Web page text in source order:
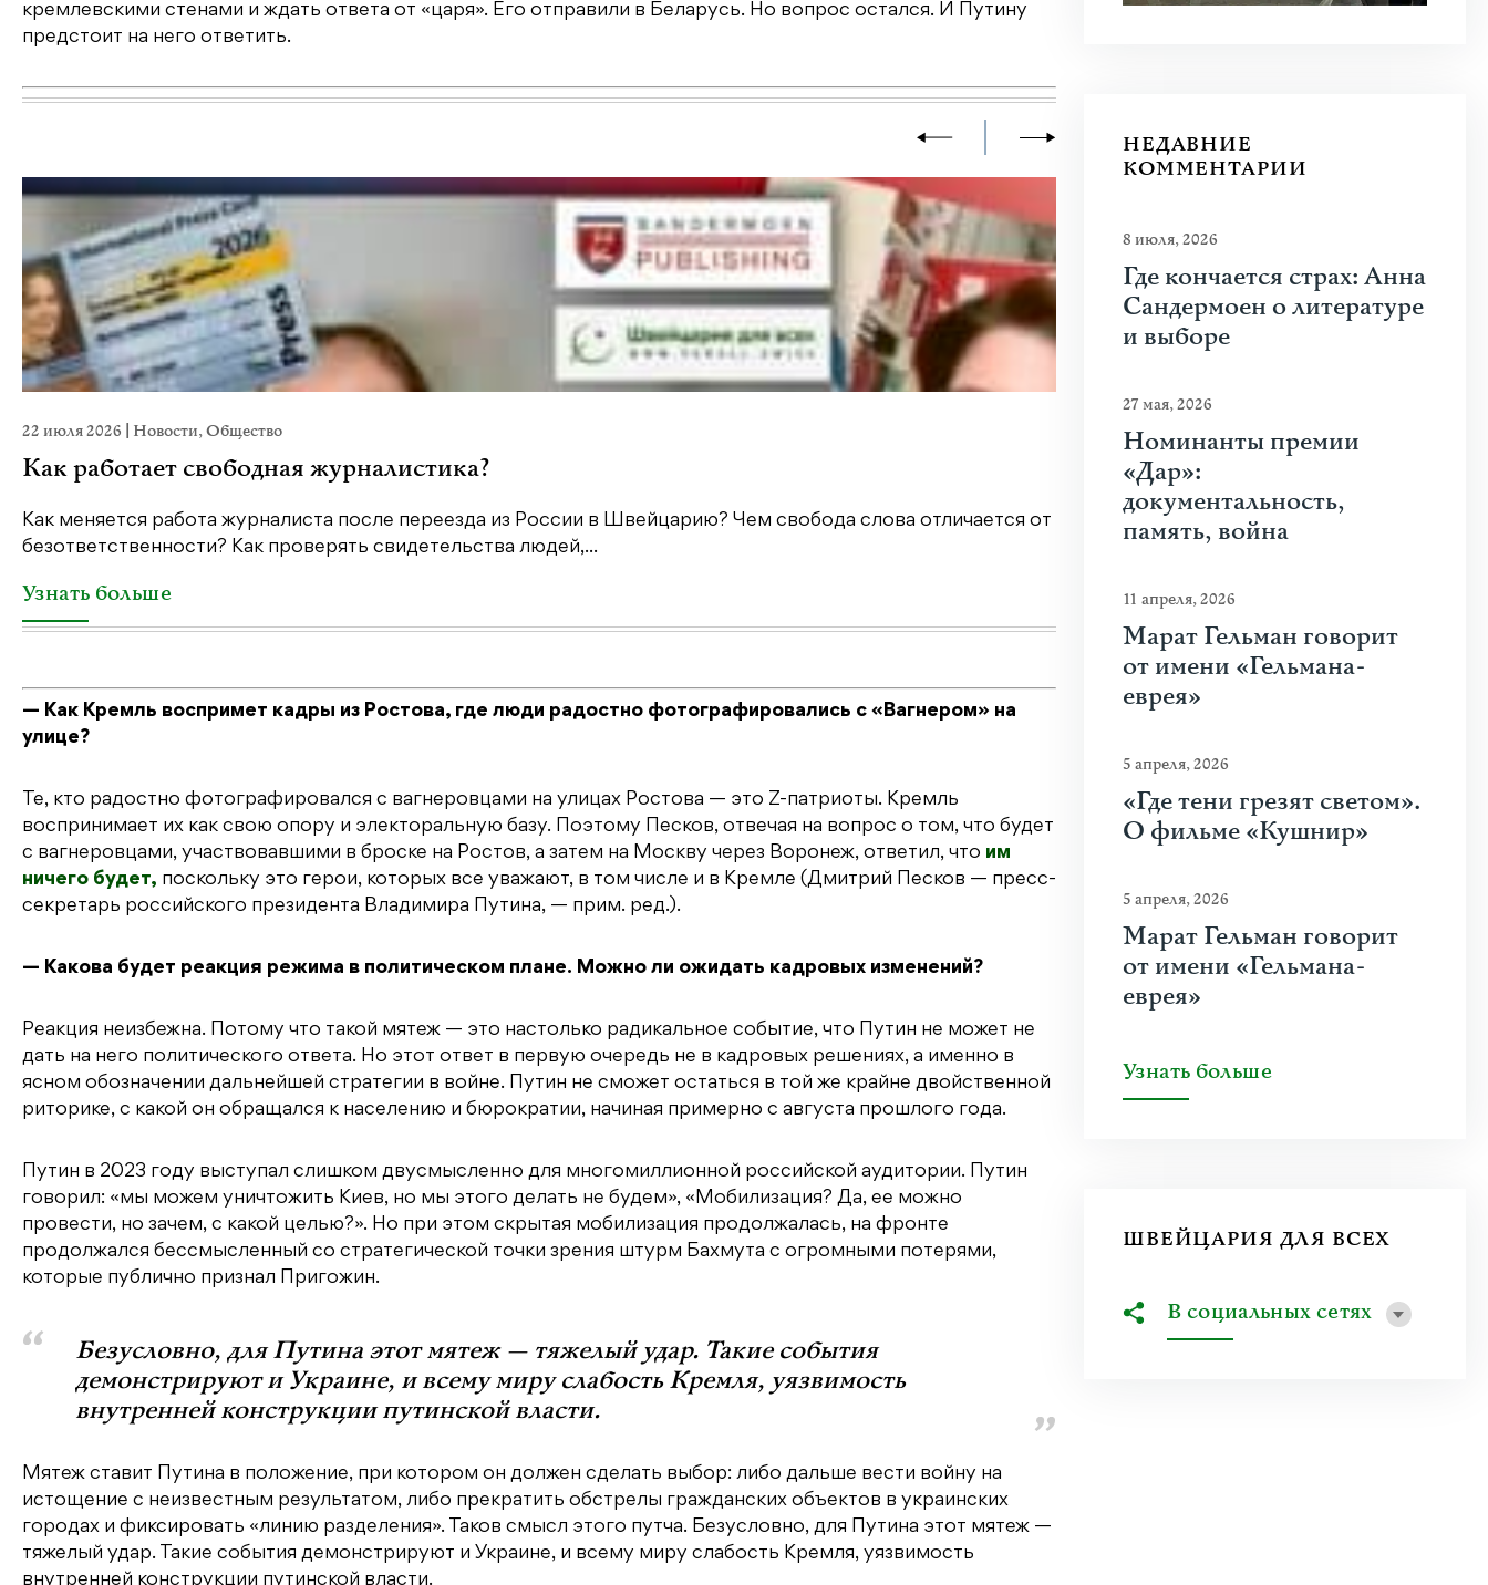
кремлевскими стенами и ждать ответа от «царя». Его отправили в Беларусь. Но вопрос остался. И Путину
предстоит на него ответить.
22 июля 2026 Новости,Общество
Как работает свободная журналистика?
Как меняется работа журналиста после переезда из России в Швейцарию? Чем свобода слова отличается от
безответственности? Как проверять свидетельства людей,...
Узнать больше
20 июля 2026
Почему человеку нравится
Что привлекает человека к оружию?
спорта, кино и социальных сетей? В чем...
Узнать больше
— Как Кремль воспримет кадры из Ростова, где люди радостно фотографировались с «Вагнером» на
улице?
Те, кто радостно фотографировался с вагнеровцами на улицах Ростова — это Z-патриоты. Кремль
воспринимает их как свою опору и электоральную базу. Поэтому Песков, отвечая на вопрос о том, что будет
с вагнеровцами, участвовавшими в броске на Ростов, а затем на Москву через Воронеж, ответил, что им
ничего будет, поскольку это герои, которых все уважают, в том числе и в Кремле (Дмитрий Песков — пресс-
секретарь российского президента Владимира Путина, — прим. ред.).
— Какова будет реакция режима в политическом плане. Можно ли ожидать кадровых изменений?
Реакция неизбежна. Потому что такой мятеж — это настолько радикальное событие, что Путин не может не
дать на него политического ответа. Но этот ответ в первую очередь не в кадровых решениях, а именно в
ясном обозначении дальнейшей стратегии в войне. Путин не сможет остаться в той же крайне двойственной
риторике, с какой он обращался к населению и бюрократии, начиная примерно с августа прошлого года.
Путин в 2023 году выступал слишком двусмысленно для многомиллионной российской аудитории. Путин
говорил: «мы можем уничтожить Киев, но мы этого делать не будем», «Мобилизация? Да, ее можно
провести, но зачем, с какой целью?». Но при этом скрытая мобилизация продолжалась, на фронте
продолжался бессмысленный со стратегической точки зрения штурм Бахмута с огромными потерями,
которые публично признал Пригожин.
Безусловно, для Путина этот мятеж — тяжелый удар. Такие события
демонстрируют и Украине, и всему миру слабость Кремля, уязвимость
внутренней конструкции путинской власти.
Мятеж ставит Путина в положение, при котором он должен сделать выбор: либо дальше вести войну на
истощение с неизвестным результатом, либо прекратить обстрелы гражданских объектов в украинских
городах и фиксировать «линию разделения». Таков смысл этого путча. Безусловно, для Путина этот мятеж —
тяжелый удар. Такие события демонстрируют и Украине, и всему миру слабость Кремля, уязвимость
внутренней конструкции путинской власти.
НЕДАВНИЕ
КОММЕНТАРИИ
8 июля, 2026
Где кончается страх: Анна
Сандермоен о литературе
и выборе
27 мая, 2026
Номинанты премии
«Дар»:
документальность,
память, война
11 апреля, 2026
Марат Гельман говорит
от имени «Гельмана-
еврея»
5 апреля, 2026
«Где тени грезят светом».
О фильме «Кушнир»
5 апреля, 2026
Марат Гельман говорит
от имени «Гельмана-
еврея»
Узнать больше
ШВЕЙЦАРИЯ ДЛЯ ВСЕХ
В социальных сетях